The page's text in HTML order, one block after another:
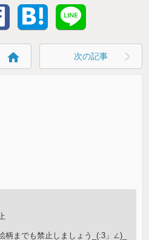
home 次の記事
柄までも禁止しましょう_(:3」∠)_